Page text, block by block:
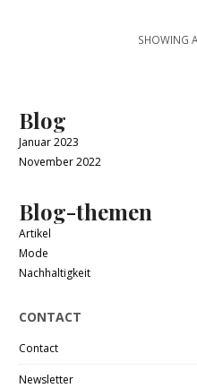
SHOWING
Blog
Januar 2023
November 2022
Blog-themen
Artikel
Mode
Nachhaltigkeit
CONTACT
Contact
Newsletter